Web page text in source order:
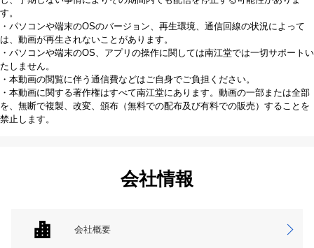
す。
・パソコンや端末のOSのバージョン、再生環境、通信回線の状況によって
は、動画が再生されないことがあります。
・パソコンや端末のOS、アプリの操作に関しては南江堂では一切サポートい
たしません。
・本動画の閲覧に伴う通信費などはご自身でご負担ください。
・本動画に関する著作権はすべて南江堂にあります。動画の一部または全部
を、無断で複製、改変、頒布（無料での配布及び有料での販売）することを
禁止します。
会社情報
会社概要